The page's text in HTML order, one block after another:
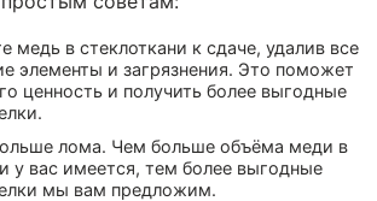
медь в стеклоткани к сдаче, удалив все
элементы и загрязнения. Это поможет
ценность и получить более выгодные
лома. Чем больше объёма меди в
у вас имеется, тем более выгодные
мы вам предложим.